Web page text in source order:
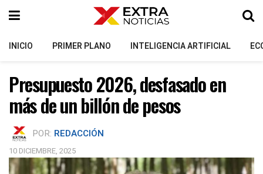
INICIO PRIMER PLANO INTELIGENCIA ARTIFICIAL
Presupuesto 2026, desfasado en
más de un billón de pesos
POR: REDACCIÓN
10 DICIEMBRE, 2025